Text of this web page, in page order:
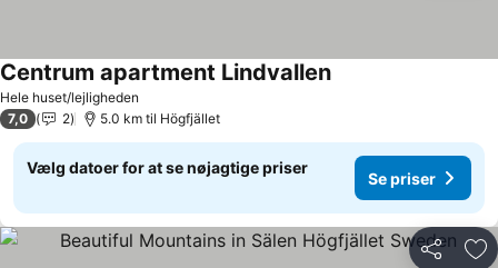
Hele huset/lejligheden
Centrum apartment Lindvallen
7,0 2 5.0 km til Högfjället
Vælg datoer for at se nøjagtige priser
Se priser
Del